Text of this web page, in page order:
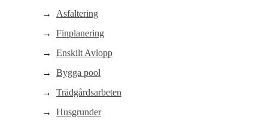
Asfaltering
Finplanering
Enskilt Avlopp
Bygga pool
Trädgårdsarbeten
Husgrunder